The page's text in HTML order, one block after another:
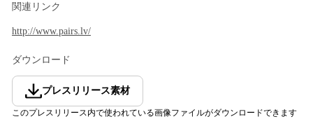
関連リンク
http://www.pairs.lv/
ダウンロード
プレスリリース素材
このプレスリリース内で使われている画像ファイルがダウンロードできます